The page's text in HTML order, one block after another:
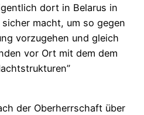
dort in Belarus in
macht, um so gegen
vorzugehen und gleich
vor Ort mit dem dem
der Oberherrschaft über